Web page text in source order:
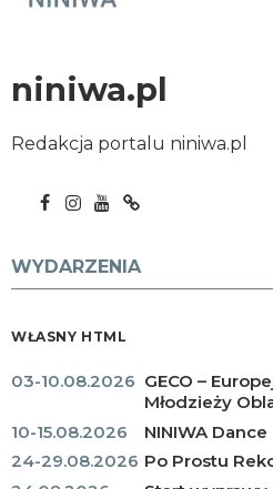
niniwa.pl
Redakcja portalu niniwa.pl
WYDARZENIA
WŁASNY HTML
03-10.08.2026 GECO –
Młodzieży
10-15.08.2026
NINIWA Dance
24-29.08.2026 Po Prostu